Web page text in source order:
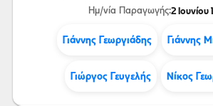
Ημ/νία Παραγωγής:2 Ιουνίου
Γιάννης Γεωργιάδης Γιάννης
Γιώργος Γευγελής Νίκος